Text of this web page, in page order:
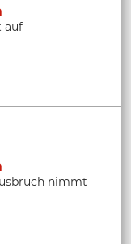
auf
nimmt